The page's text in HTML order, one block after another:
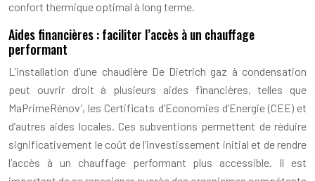
confort thermique optimal à long terme.
Aides financières : faciliter l’accès à un chauffage
performant
L’installation d’une chaudière De Dietrich gaz à condensation
peut ouvrir droit à plusieurs aides financières, telles que
MaPrimeRénov’, les Certificats d’Economies d’Energie (CEE) et
d’autres aides locales. Ces subventions permettent de réduire
significativement le coût de l’investissement initial et de rendre
l’accès à un chauffage performant plus accessible. Il est